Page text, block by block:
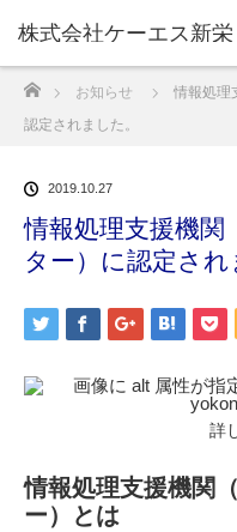
株式会社ケーエス新栄
ホーム
お知らせ
情報処理
認定されました。
2019.10.27
情報処理支援機関
ター）に認定され
詳
情報処理支援機関
ー）とは